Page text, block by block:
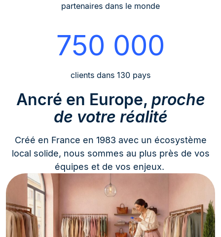
partenaires dans le monde
750 000
clients dans 130 pays
Ancré en Europe, proche
de votre réalité
Créé en France en 1983 avec un écosystème
local solide, nous sommes au plus près de vos
équipes et de vos enjeux. ​